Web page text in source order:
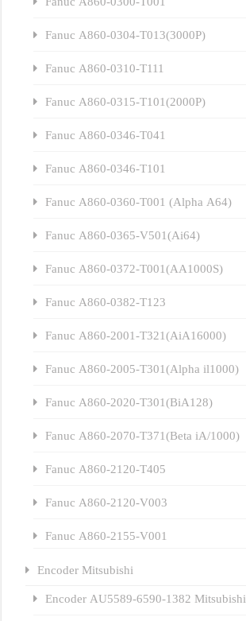
Fanuc A860-0304-T013(3000P)
Fanuc A860-0310-T111
Fanuc A860-0315-T101(2000P)
Fanuc A860-0346-T041
Fanuc A860-0346-T101
Fanuc A860-0360-T001 (Alpha A64)
Fanuc A860-0365-V501(Ai64)
Fanuc A860-0372-T001(AA1000S)
Fanuc A860-0382-T123
Fanuc A860-2001-T321(AiA16000)
Fanuc A860-2005-T301(Alpha il1000)
Fanuc A860-2020-T301(BiA128)
Fanuc A860-2070-T371(Beta iA/1000)
Fanuc A860-2120-T405
Fanuc A860-2120-V003
Fanuc A860-2155-V001
Encoder Mitsubishi
Encoder AU5589-6590-1382 Mitsubishi